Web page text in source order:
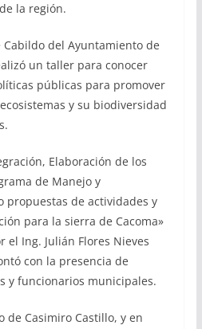
la región.
del Ayuntamiento de
un taller para conocer
públicas para promover
y su biodiversidad
Elaboración de los
de Manejo y
propuestas de actividades y
para la sierra de Cacoma»
Ing. Julián Flores Nieves
con la presencia de
y funcionarios municipales.
de Casimiro Castillo, y en